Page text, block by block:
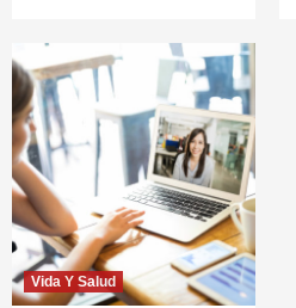
Vida Y Salud